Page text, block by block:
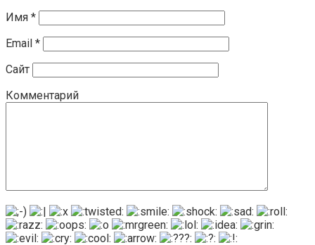
Имя *
Email *
Сайт
Комментарий